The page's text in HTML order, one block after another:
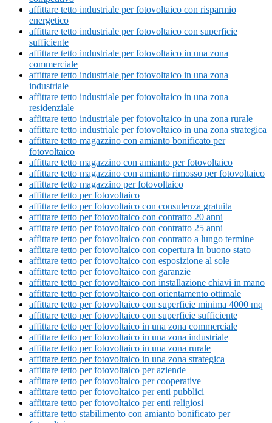
affittare tetto industriale per fotovoltaico con risparmio
energetico
affittare tetto industriale per fotovoltaico con superficie
sufficiente
affittare tetto industriale per fotovoltaico in una zona
commerciale
affittare tetto industriale per fotovoltaico in una zona
industriale
affittare tetto industriale per fotovoltaico in una zona
residenziale
affittare tetto industriale per fotovoltaico in una zona rurale
affittare tetto industriale per fotovoltaico in una zona strategica
affittare tetto magazzino con amianto bonificato per
fotovoltaico
affittare tetto magazzino con amianto per fotovoltaico
affittare tetto magazzino con amianto rimosso per fotovoltaico
affittare tetto magazzino per fotovoltaico
affittare tetto per fotovoltaico
affittare tetto per fotovoltaico con consulenza gratuita
affittare tetto per fotovoltaico con contratto 20 anni
affittare tetto per fotovoltaico con contratto 25 anni
affittare tetto per fotovoltaico con contratto a lungo termine
affittare tetto per fotovoltaico con copertura in buono stato
affittare tetto per fotovoltaico con esposizione al sole
affittare tetto per fotovoltaico con garanzie
affittare tetto per fotovoltaico con installazione chiavi in mano
affittare tetto per fotovoltaico con orientamento ottimale
affittare tetto per fotovoltaico con superficie minima 4000 mq
affittare tetto per fotovoltaico con superficie sufficiente
affittare tetto per fotovoltaico in una zona commerciale
affittare tetto per fotovoltaico in una zona industriale
affittare tetto per fotovoltaico in una zona rurale
affittare tetto per fotovoltaico in una zona strategica
affittare tetto per fotovoltaico per aziende
affittare tetto per fotovoltaico per cooperative
affittare tetto per fotovoltaico per enti pubblici
affittare tetto per fotovoltaico per enti religiosi
affittare tetto stabilimento con amianto bonificato per